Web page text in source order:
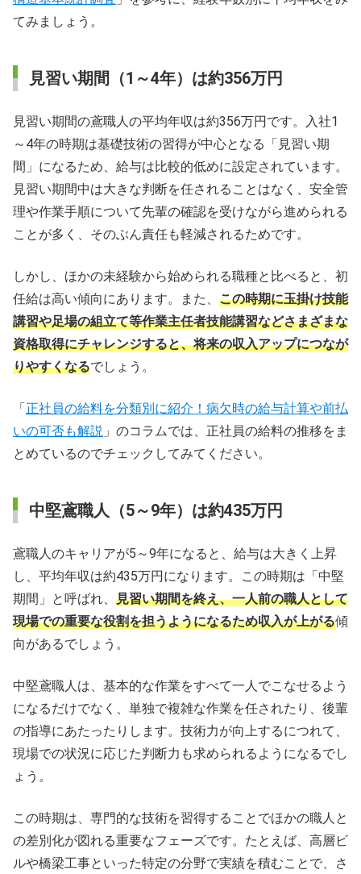
てみましょう。
見習い期間（1～4年）は約356万円
見習い期間の鳶職人の平均年収は約356万円です。入社1
～4年の時期は基礎技術の習得が中心となる「見習い期
間」になるため、給与は比較的低めに設定されています。
見習い期間中は大きな判断を任されることはなく、安全管
理や作業手順について先輩の確認を受けながら進められる
ことが多く、そのぶん責任も軽減されるためです。
しかし、ほかの未経験から始められる職種と比べると、初
任給は高い傾向にあります。また、 この時期に玉掛け技能
講習や足場の組立て等作業主任者技能講習などさまざまな
資格取得にチャレンジすると、将来の収入アップにつなが
りやすくなるでしょう。
「 正社員の給料を分類別に紹介！病欠時の給与計算や前払
いの可否も解説 」のコラムでは、正社員の給料の推移をま
とめているのでチェックしてみてください。
中堅鳶職人（5～9年）は約435万円
鳶職人のキャリアが5～9年になると、給与は大きく上昇
し、平均年収は約435万円になります。この時期は「中堅
期間」と呼ばれ、 見習い期間を終え、一人前の職人として
現場での重要な役割を担うようになるため収入が上がる傾
向があるでしょう。
中堅鳶職人は、基本的な作業をすべて一人でこなせるよう
になるだけでなく、単独で複雑な作業を任されたり、後輩
の指導にあたったりします。技術力が向上するにつれて、
現場での状況に応じた判断力も求められるようになるでし
ょう。
この時期は、専門的な技術を習得することでほかの職人と
の差別化が図れる重要なフェーズです。たとえば、高層ビ
ルや橋梁工事といった特定の分野で実績を積むことで、さ